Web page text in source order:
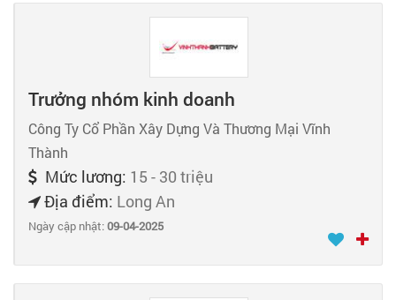
Trưởng nhóm kinh doanh
Công Ty Cổ Phần Xây Dựng Và Thương Mại Vĩnh
Thành
Mức lương: 15 - 30 triệu
Địa điểm: Long An
Ngày cập nhật:09-04-2025